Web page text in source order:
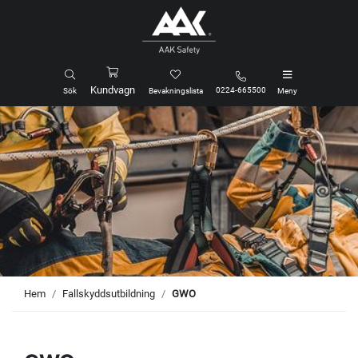
Sök Kundvagn Bevakningslista 0224-665500 Meny
Hem Fallskyddsutbildning GWO